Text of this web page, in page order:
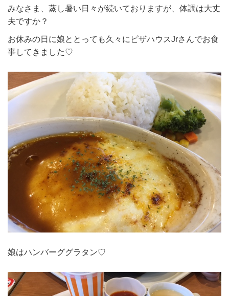
みなさま、蒸し暑い日々が続いておりますが、体調は大丈
夫ですか？
お休みの日に娘ととっても久々にピザハウスJrさんでお食
事してきました♡
娘はハンバーググラタン♡